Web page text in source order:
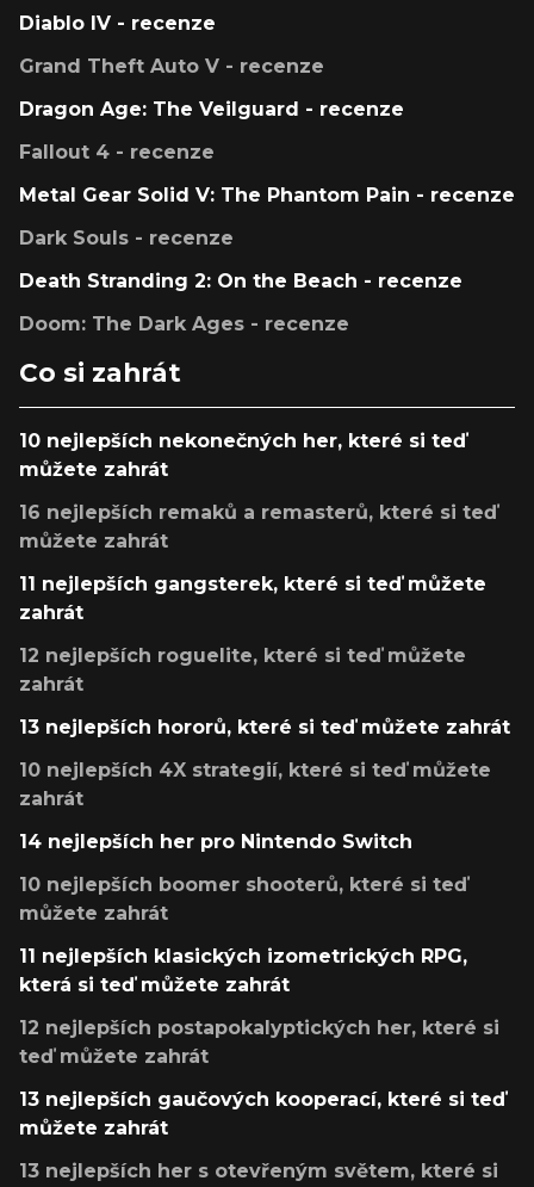
Diablo IV - recenze
Grand Theft Auto V - recenze
Dragon Age: The Veilguard - recenze
Fallout 4 - recenze
Metal Gear Solid V: The Phantom Pain - recenze
Dark Souls - recenze
Death Stranding 2: On the Beach - recenze
Doom: The Dark Ages - recenze
Co si zahrát
10 nejlepších nekonečných her, které si teď
můžete zahrát
16 nejlepších remaků a remasterů, které si teď
můžete zahrát
11 nejlepších gangsterek, které si teď můžete
zahrát
12 nejlepších roguelite, které si teď můžete
zahrát
13 nejlepších hororů, které si teď můžete zahrát
10 nejlepších 4X strategií, které si teď můžete
zahrát
14 nejlepších her pro Nintendo Switch
10 nejlepších boomer shooterů, které si teď
můžete zahrát
11 nejlepších klasických izometrických RPG,
která si teď můžete zahrát
12 nejlepších postapokalyptických her, které si
teď můžete zahrát
13 nejlepších gaučových kooperací, které si teď
můžete zahrát
13 nejlepších her s otevřeným světem, které si